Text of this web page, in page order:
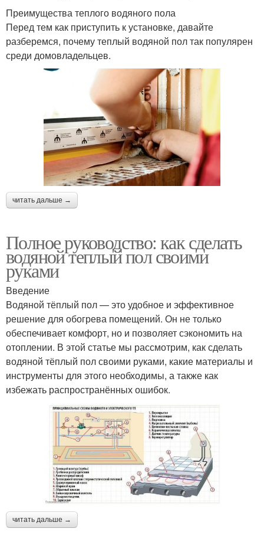
Преимущества теплого водяного пола
Перед тем как приступить к установке, давайте
разберемся, почему теплый водяной пол так популярен
среди домовладельцев.
читать дальше →
Полное руководство: как сделать
водяной теплый пол своими
руками
Введение
Водяной тёплый пол — это удобное и эффективное
решение для обогрева помещений. Он не только
обеспечивает комфорт, но и позволяет сэкономить на
отоплении. В этой статье мы рассмотрим, как сделать
водяной тёплый пол своими руками, какие материалы и
инструменты для этого необходимы, а также как
избежать распространённых ошибок.
читать дальше →